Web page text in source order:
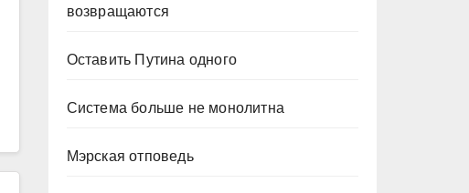
возвращаются
Оставить Путина одного
Система больше не монолитна
Мэрская отповедь